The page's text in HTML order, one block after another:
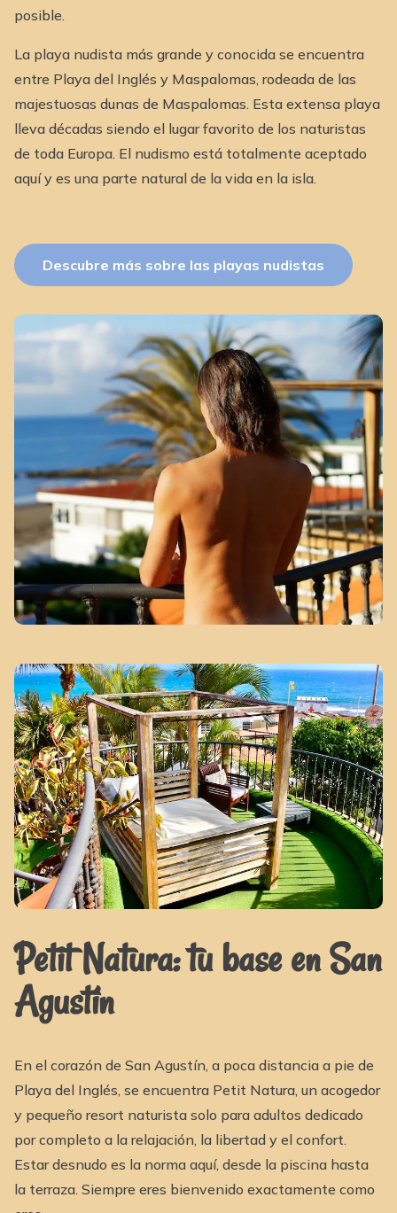
posible.
La playa nudista más grande y conocida se encuentra
entre Playa del Inglés y Maspalomas, rodeada de las
majestuosas dunas de Maspalomas. Esta extensa playa
lleva décadas siendo el lugar favorito de los naturistas
de toda Europa. El nudismo está totalmente aceptado
aquí y es una parte natural de la vida en la isla.
Descubre más sobre las playas nudistas
Petit Natura: tu base en San
Agustín
En el corazón de San Agustín, a poca distancia a pie de
Playa del Inglés, se encuentra Petit Natura, un acogedor
y pequeño resort naturista solo para adultos dedicado
por completo a la relajación, la libertad y el confort.
Estar desnudo es la norma aquí, desde la piscina hasta
la terraza. Siempre eres bienvenido exactamente como